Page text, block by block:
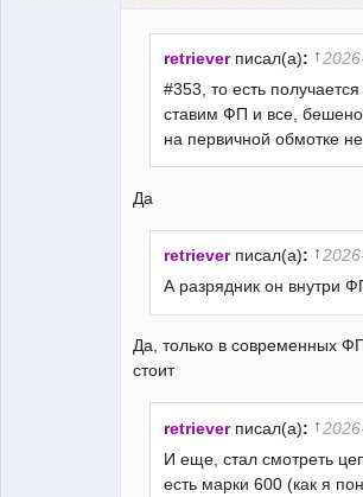
retriever писал(а): ↑
#353, то есть
ставим ФП и все,
на первичной обмотке
Да
retriever писал(а): ↑
А разрядник он внутри
Да, только в современных
стоит
retriever писал(а): ↑
И еще, стал смотреть
есть марки 600 (как я